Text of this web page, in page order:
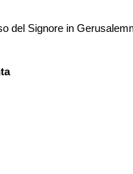
del Signore in